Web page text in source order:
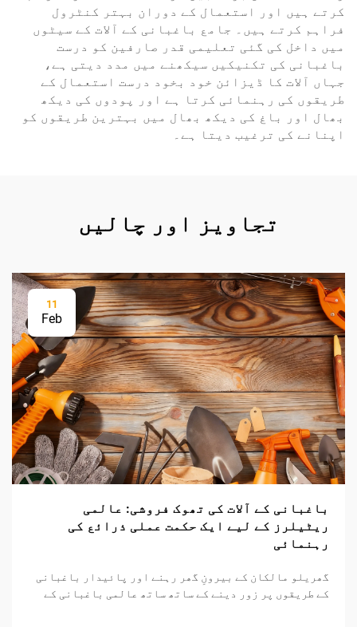
کرتے ہیں اور استعمال کے دوران بہتر کنٹرول
فراہم کرتے ہیں۔ جامع باغبانی کے آلات کے سیٹوں
میں داخل کی گئی تعلیمی قدر صارفین کو درست
باغبانی کی تکنیکیں سیکھنے میں مدد دیتی ہے،
جہاں آلات کا ڈیزائن خود بخود درست استعمال کے
طریقوں کی رہنمائی کرتا ہے اور پودوں کی دیکھ
بھال اور باغ کی دیکھ بھال میں بہترین طریقوں کو
اپنانے کی ترغیب دیتا ہے۔
تجاویز اور چالیں
11
Feb
باغبانی کے آلات کی تھوک فروشی: عالمی
ریٹیلرز کے لیے ایک حکمت عملی ذرائع کی
رہنمائی
گھریلو مالکان کے بیرونِ گھر رہنے اور پائیدار باغبانی
کے طریقوں پر زور دینے کے ساتھ ساتھ عالمی باغبانی کے